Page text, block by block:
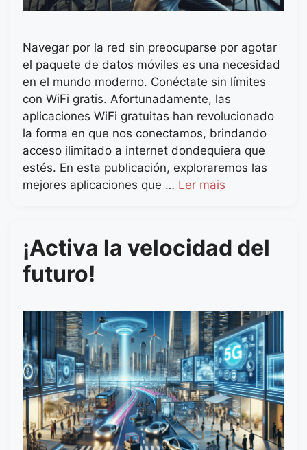
Navegar por la red sin preocuparse por agotar
el paquete de datos móviles es una necesidad
en el mundo moderno. Conéctate sin límites
con WiFi gratis. Afortunadamente, las
aplicaciones WiFi gratuitas han revolucionado
la forma en que nos conectamos, brindando
acceso ilimitado a internet dondequiera que
estés. En esta publicación, exploraremos las
mejores aplicaciones que … Ler mais
¡Activa la velocidad del
futuro!